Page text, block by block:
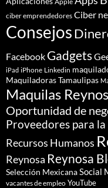
ciber emprendedores Ciber
Consejos
Facebook Gadgets
iPad iPhone Linkedin
Maquiladoras Tamaulipas
Maquilas
Oportunidad de
Proveedores para
Recursos Humanos
Reynosa Reynosa
Selección MexicanaSocial
vacantes de empleo YouTube